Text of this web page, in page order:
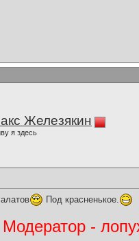
Железякин
я здесь
Под красненькое.
-